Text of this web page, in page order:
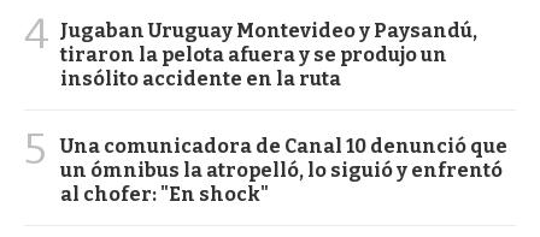
4 Jugaban Uruguay Montevideo y Paysandú,
tiraron la pelota afuera y se produjo un
insólito accidente en la ruta
5
Una comunicadora de Canal 10 denunció que
un ómnibus la atropelló, lo siguió y enfrentó
al chofer: "En shock"